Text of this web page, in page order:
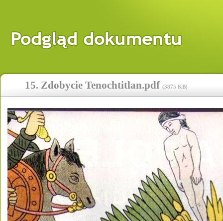
15. Zdobycie Tenochtitlan.pdf (3875 KB)